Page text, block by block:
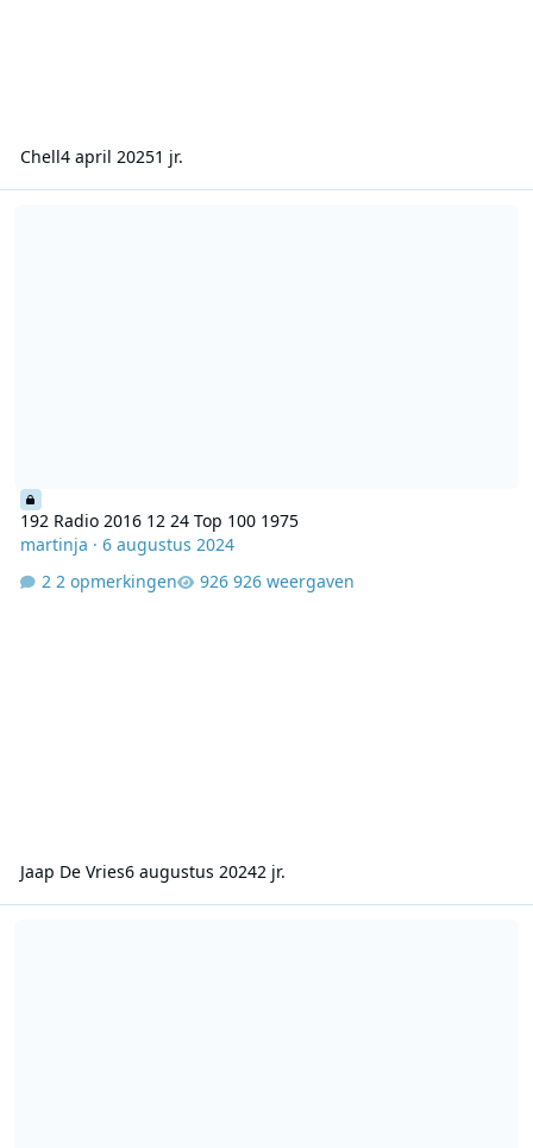
Chell4 april 20251 jr.
192 Radio 2016 12 24 Top 100 1975
martinja · 6 augustus 2024
2 opmerkingen
926 weergaven
Jaap De Vries6 augustus 20242 jr.